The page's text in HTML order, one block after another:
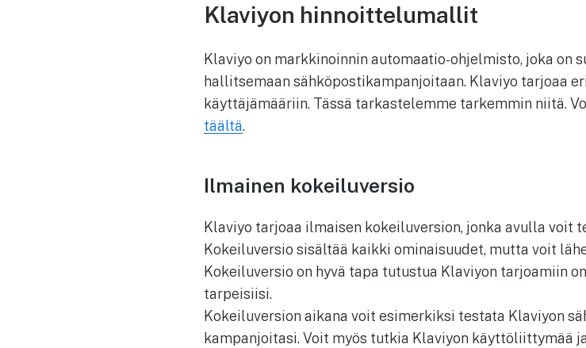
Klaviyon hinnoittelumallit
Klaviyo on markkinoinnin automaatio-ohjelmisto, joka on
hallitsemaan sähköpostikampanjoitaan. Klaviyo tarjoaa
käyttäjämääriin. Tässä tarkastelemme tarkemmin niitä.
täältä.
Ilmainen kokeiluversio
Klaviyo tarjoaa ilmaisen kokeiluversion, jonka avulla voit
Kokeiluversio sisältää kaikki ominaisuudet, mutta voit
Kokeiluversio on hyvä tapa tutustua Klaviyon tarjoamiin
tarpeisiisi.
Kokeiluversion aikana voit esimerkiksi testata Klaviyon
kampanjoitasi. Voit myös tutkia Klaviyon käyttöliittymää